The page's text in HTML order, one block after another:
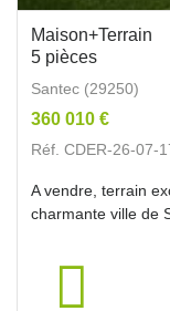
Maison+Terrain
5 pièces
Santec (29250)
360 010 €
Réf. CDER-26-07-
A vendre, terrain
charmante ville de